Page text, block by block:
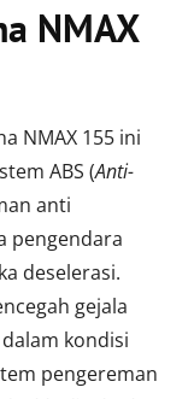
NMAX
NMAX 155 ini
ABS (Anti-
anti
pengendara
deselerasi.
gejala
kondisi
pengereman